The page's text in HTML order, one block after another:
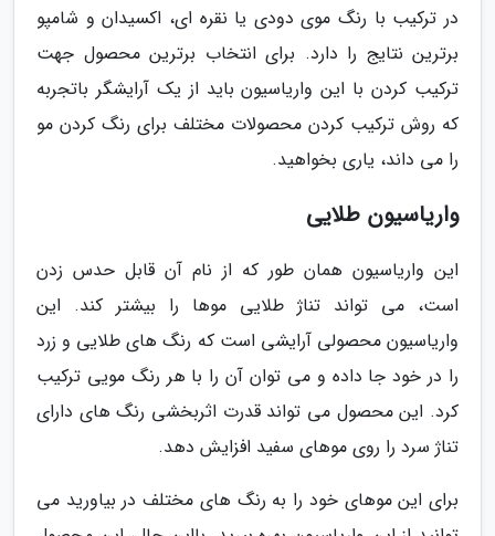
در ترکیب با رنگ موی دودی یا نقره ای، اکسیدان و شامپو
برترین نتایج را دارد. برای انتخاب برترین محصول جهت
ترکیب کردن با این واریاسیون باید از یک آرایشگر باتجربه
که روش ترکیب کردن محصولات مختلف برای رنگ کردن مو
را می داند، یاری بخواهید.
واریاسیون طلایی
این واریاسیون همان طور که از نام آن قابل حدس زدن
است، می تواند تناژ طلایی موها را بیشتر کند. این
واریاسیون محصولی آرایشی است که رنگ های طلایی و زرد
را در خود جا داده و می توان آن را با هر رنگ مویی ترکیب
کرد. این محصول می تواند قدرت اثربخشی رنگ های دارای
تناژ سرد را روی موهای سفید افزایش دهد.
برای این موهای خود را به رنگ های مختلف در بیاورید می